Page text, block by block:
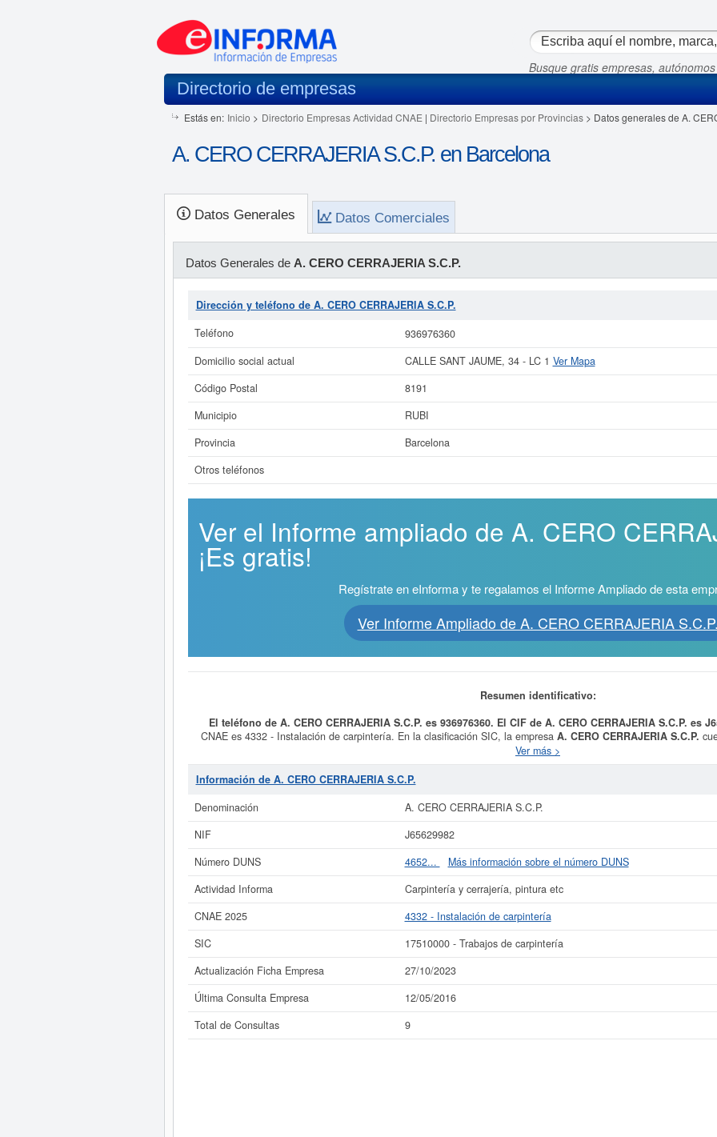
Busque gratis empresas,
Directorio de empresas
Estás en: Inicio > Directorio Empresas Actividad CNAE | Directorio Empresas por Provincias> Datos generales de A.
A. CERO CERRAJERIA S.C.P. en Barcelona
Datos Generales Datos Comerciales
Datos Generales de A. CERO CERRAJERIA S.C.P.
Dirección y teléfono de A. CERO CERRAJERIA S.C.P.
Teléfono
936976360
Domicilio social actual
CALLE SANT JAUME, 34 - LC 1 Ver Mapa
Código Postal
8191
Municipio
RUBI
Provincia
Barcelona
Otros teléfonos
Ver el Informe ampliado de A. CERO
¡Es gratis!
Regístrate en eInforma y te regalamos el Informe Ampliado de esta
Ver Informe Ampliado de A. CERO CERRAJERIA
Resumen identificativo:
El teléfono de A. CERO CERRAJERIA S.C.P. es 936976360. El CIF de A. CERO CERRAJERIA S.C.P. es
CNAE es 4332 - Instalación de carpintería. En la clasificación SIC, la empresa A. CERO CERRAJERIA S.C.P.
empresa se ha consultado en eInforma un total de 9 veces. La última consulta ha sido el 12/05/2016. Esta
y para informarse de cuales son, puede hacerlo en esta misma web.
Si está interesado en conocer más datos de la empresa A. CERO CERRAJERIA S.C.P. puede
CERO CERRAJERIA S.C.P. y consultar los resultados de sus años de actividad, así como los balances y
La última actualización del informe de empresa se ha realizado el 27/10/2023.
Ver más >
Información de A. CERO CERRAJERIA S.C.P.
Denominación
A. CERO CERRAJERIA S.C.P.
NIF
J65629982
Número DUNS
4652...
Más información sobre el número DUNS
Actividad Informa
Carpintería y cerrajería, pintura etc
CNAE 2025
4332 - Instalación de carpintería
SIC
17510000 - Trabajos de carpintería
Actualización Ficha Empresa
27/10/2023
Última Consulta Empresa
12/05/2016
Total de Consultas
9